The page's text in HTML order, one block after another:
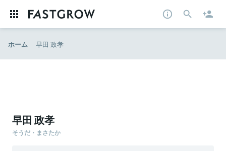
ホーム 早田 政孝
早田 政孝
そうだ・まさたか